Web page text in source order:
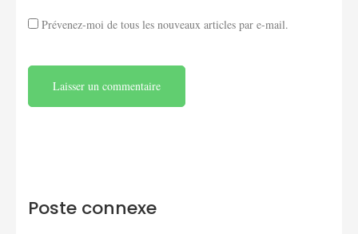
Prévenez-moi de tous les nouveaux articles par e-mail.
Poste connexe